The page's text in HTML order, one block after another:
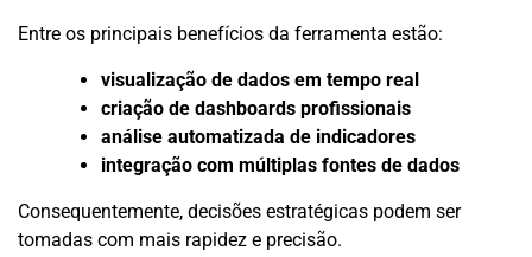
Entre os principais benefícios da ferramenta estão:
visualização de dados em tempo real
criação de dashboards profissionais
análise automatizada de indicadores
integração com múltiplas fontes de dados
Consequentemente, decisões estratégicas podem ser
tomadas com mais rapidez e precisão.